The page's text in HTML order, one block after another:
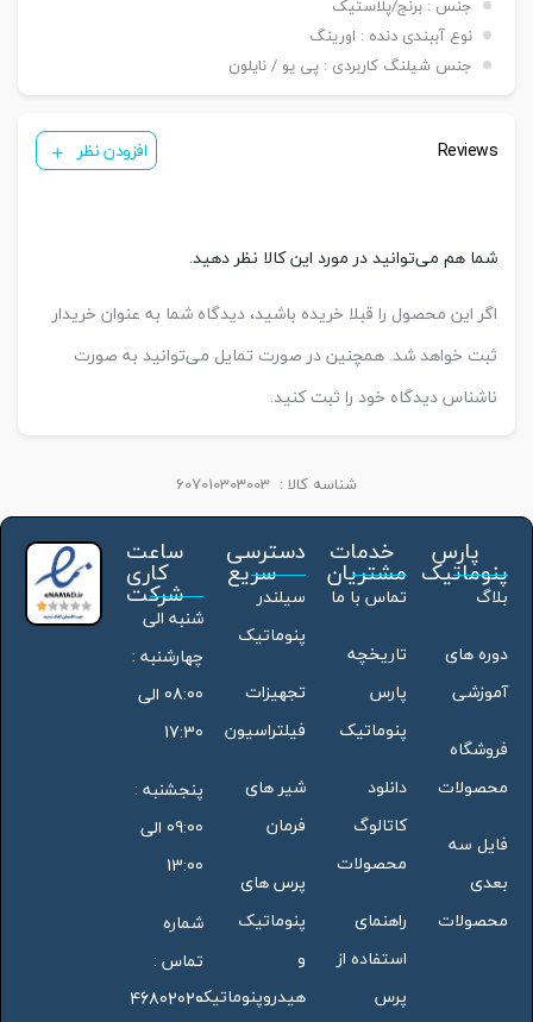
جنس : برنج/پلاستیک
نوع آببندی دنده : اورینگ
جنس شیلنگ کاربردی : پی یو / نایلون
Reviews افزودن نظر
شما هم می‌توانید در مورد این کالا نظر دهید.
اگر این محصول را قبلا خریده باشید، دیدگاه شما به عنوان خریدار
ثبت خواهد شد. همچنین در صورت تمایل می‌توانید به صورت
ناشناس دیدگاه خود را ثبت کنید.
شناسه کالا : 607010303003
پارس
پنوماتیک
بلاگ
دوره های
آموزشی
فروشگاه
محصولات
فایل سه
بعدی
محصولات
خدمات
مشتریان
تماس با ما
تاریخچه
پارس
پنوماتیک
دانلود
کاتالوگ
محصولات
راهنمای
استفاده از
پرس
دسترسی
سریع
سیلندر
پنوماتیک
تجهیزات
فیلتراسیون
شیر های
فرمان
پرس های
پنوماتیک
و
هیدروپنوماتیک
ساعت
کاری
شرکت
شنبه الی
چهارشنبه :
08:00 الی
17:30
پنجشنبه :
09:00 الی
13:00
شماره
تماس :
46802020